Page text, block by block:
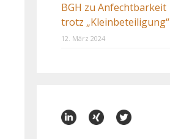
BGH zu Anfechtbarkeit
trotz „Kleinbeteiligung“
12. März 2024